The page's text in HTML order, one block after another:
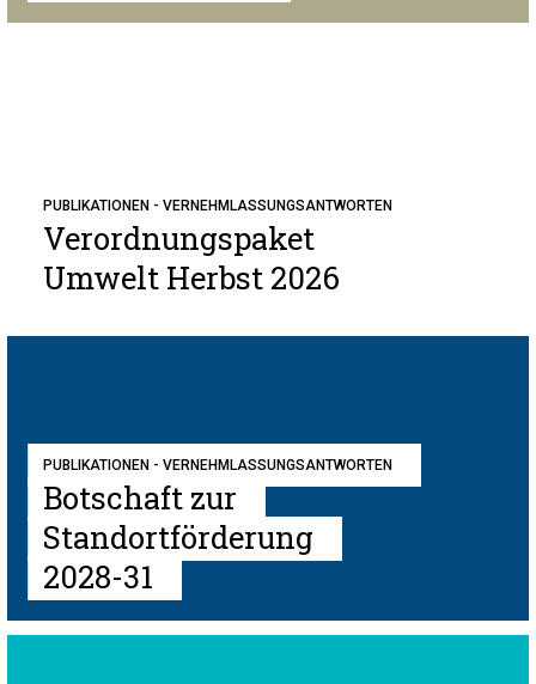
PUBLIKATIONEN - VERNEHMLASSUNGSANTWORTEN
Verordnungspaket
Umwelt Herbst 2026
PUBLIKATIONEN - VERNEHMLASSUNGSANTWORTEN
Botschaft zur
Standortförderung
2028-31